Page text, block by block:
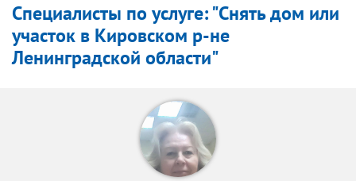
Специалисты по услуге: "Снять дом или
участок в Кировском р-не
Ленинградской области"